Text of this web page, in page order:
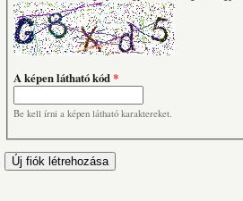
A képen látható kód*
Be kell írni a képen látható karaktereket.